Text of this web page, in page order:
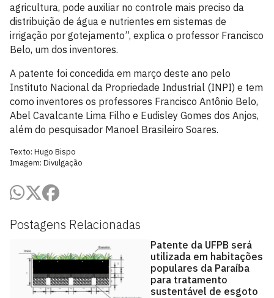
Postagens Relacionadas
Patente da UFPB será
utilizada em habitações
populares da Paraíba
para tratamento
sustentável de esgoto
agricultura, pode auxiliar no controle mais preciso da
distribuição de água e nutrientes em sistemas de
irrigação por gotejamento”, explica o professor Francisco
Belo, um dos inventores.
A patente foi concedida em março deste ano pelo
Instituto Nacional da Propriedade Industrial (INPI) e tem
como inventores os professores Francisco Antônio Belo,
Abel Cavalcante Lima Filho e Eudisley Gomes dos Anjos,
além do pesquisador Manoel Brasileiro Soares.
Texto: Hugo Bispo
Imagem: Divulgação